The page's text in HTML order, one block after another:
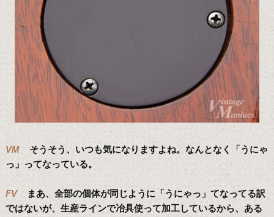
VM
そうそう、いつも気になりますよね。なんとなく「うにゃ
っ」ってなっている。
FV
まあ、全部の個体が同じように「うにゃっ」てなってる訳
ではないが、生産ラインで冶具使って加工しているから、ある